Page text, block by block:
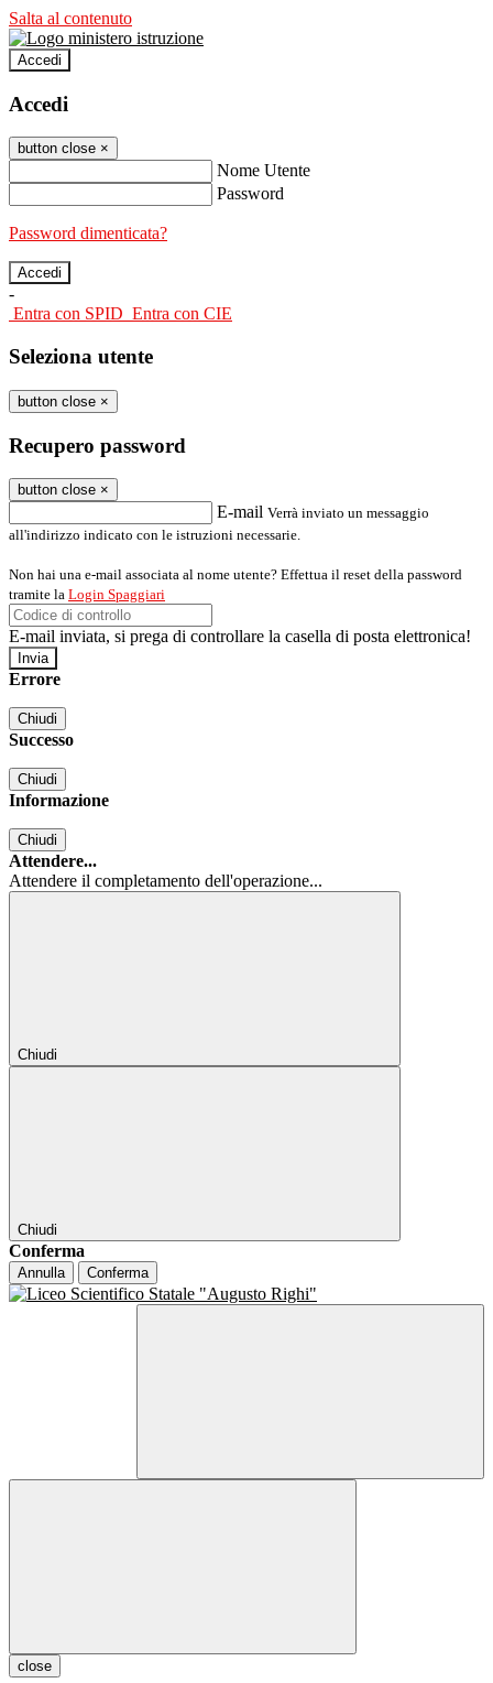
Salta al contenuto
Accedi
Accedi
button close ×
Nome Utente
Password
Password dimenticata?
-
Entra con SPID Entra con CIE
Seleziona utente
button close ×
Recupero password
button close ×
E-mail Verrà inviato un messaggio
all'indirizzo indicato con le istruzioni necessarie.
Non hai una e-mail associata al nome utente? Effettua il reset della password
tramite la Login Spaggiari
E-mail inviata, si prega di controllare la casella di posta elettronica!
Errore
Chiudi
Successo
Chiudi
Informazione
Chiudi
Attendere...
Attendere il completamento dell'operazione...
Chiudi
Chiudi
Conferma
Annulla Conferma
close